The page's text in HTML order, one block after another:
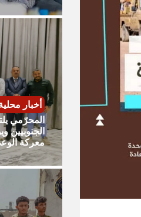
أخبار
المحرّمي
الجنوبيين
معركة